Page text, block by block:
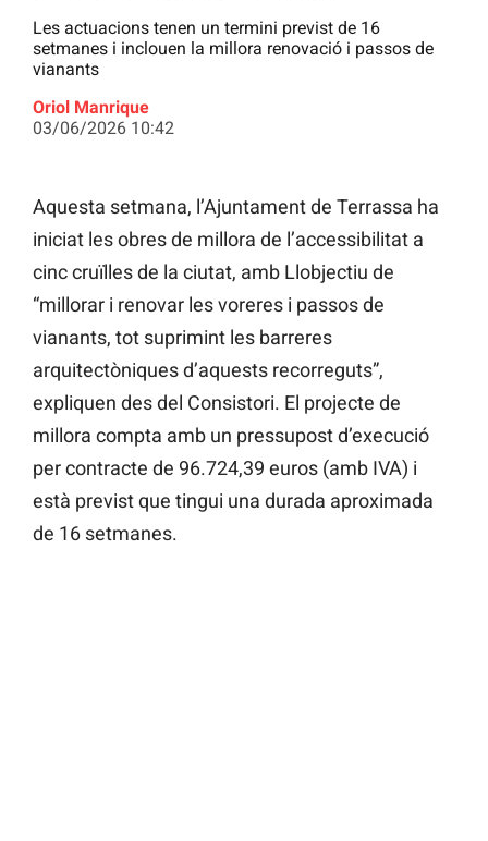
Les actuacions tenen un termini previst de 16
setmanes i inclouen la millora renovació i passos de
vianants
Oriol Manrique
03/06/2026 10:42
Aquesta setmana, l’Ajuntament de Terrassa ha
iniciat les obres de millora de l’accessibilitat a
cinc cruïlles de la ciutat, amb Llobjectiu de
“millorar i renovar les voreres i passos de
vianants, tot suprimint les barreres
arquitectòniques d’aquests recorreguts”,
expliquen des del Consistori. El projecte de
millora compta amb un pressupost d’execució
per contracte de 96.724,39 euros (amb IVA) i
està previst que tingui una durada aproximada
de 16 setmanes.